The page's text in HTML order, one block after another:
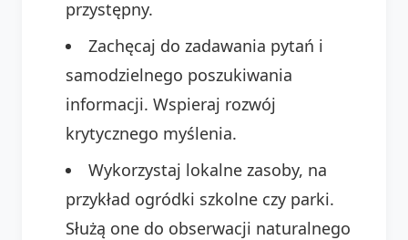
przystępny.
Zachęcaj do zadawania pytań i
samodzielnego poszukiwania
informacji. Wspieraj rozwój
krytycznego myślenia.
Wykorzystaj lokalne zasoby, na
przykład ogródki szkolne czy parki.
Służą one do obserwacji naturalnego